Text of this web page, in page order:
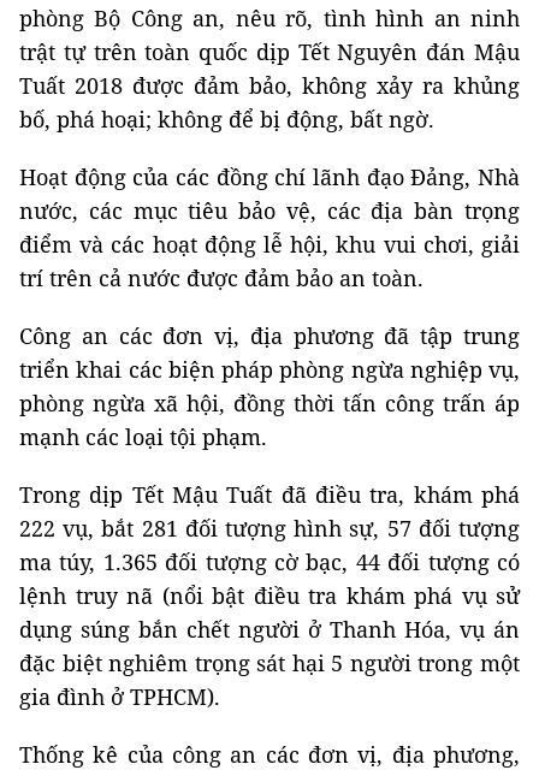
phòng Bộ Công an, nêu rõ, tình hình an ninh
trật tự trên toàn quốc dịp Tết Nguyên đán Mậu
Tuất 2018 được đảm bảo, không xảy ra khủng
bố, phá hoại; không để bị động, bất ngờ.
Hoạt động của các đồng chí lãnh đạo Đảng, Nhà
nước, các mục tiêu bảo vệ, các địa bàn trọng
điểm và các hoạt động lễ hội, khu vui chơi, giải
trí trên cả nước được đảm bảo an toàn.
Công an các đơn vị, địa phương đã tập trung
triển khai các biện pháp phòng ngừa nghiệp vụ,
phòng ngừa xã hội, đồng thời tấn công trấn áp
mạnh các loại tội phạm.
Trong dịp Tết Mậu Tuất đã điều tra, khám phá
222 vụ, bắt 281 đối tượng hình sự, 57 đối tượng
ma túy, 1.365 đối tượng cờ bạc, 44 đối tượng có
lệnh truy nã (nổi bật điều tra khám phá vụ sử
dụng súng bắn chết người ở Thanh Hóa, vụ án
đặc biệt nghiêm trọng sát hại 5 người trong một
gia đình ở TPHCM).
Thống kê của công an các đơn vị, địa phương,